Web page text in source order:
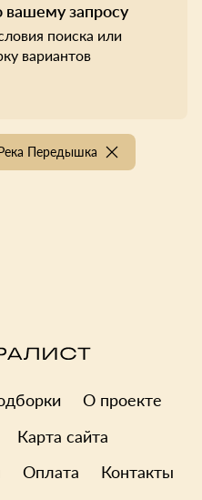
вашему запросу
поиска или
вариантов
Передышка
О проекте
Карта сайта
Оплата Контакты